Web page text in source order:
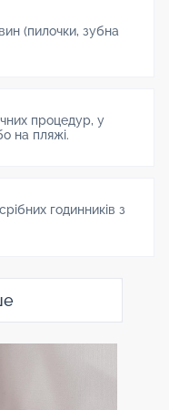
(пилочки, зубна
процедур, у
на пляжі.
годинників з